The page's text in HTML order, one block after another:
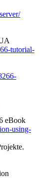
tutorial-
eBook
using-